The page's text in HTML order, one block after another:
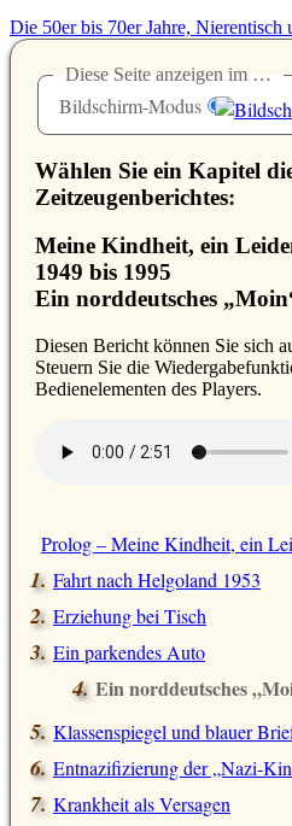
Die 50er bis 70er Jahre, Nierentisch
Diese Seite anzeigen im …
Bildschirm-Modus
Wählen Sie ein Kapitel
Zeitzeugenberichtes:
Meine Kindheit, ein
1949 bis 1995
Ein norddeutsches
Diesen Bericht können Sie sich
Steuern Sie die
Bedienelementen des Players.
Prolog – Meine Kindheit, ein
Fahrt nach Helgoland 1953
Erziehung bei Tisch
Ein parkendes Auto
Ein norddeutsches
Klassenspiegel und blauer
Entnazifizierung der „Nazi-
Krankheit als Versagen